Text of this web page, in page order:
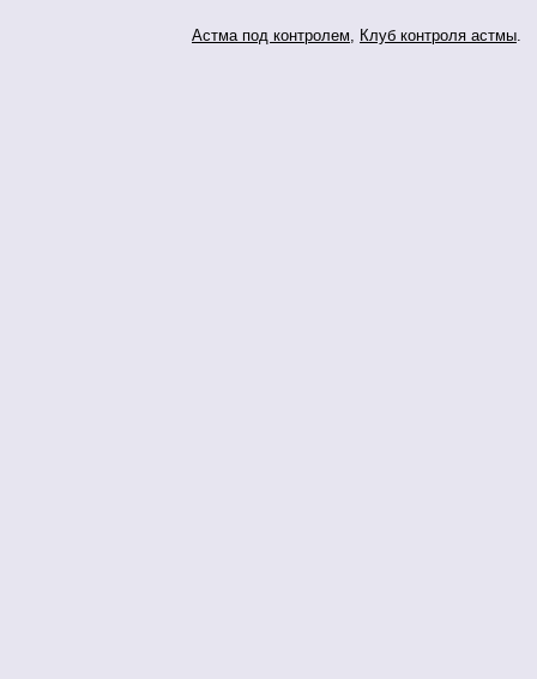
Астма под контролем, Клуб контроля астмы.